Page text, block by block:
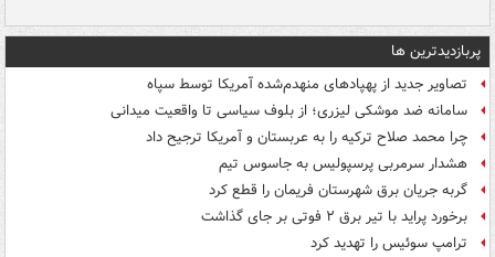
پربازدیدترین ها
تصاویر جدید از پهپادهای منهدم‌شده آمریکا توسط سپاه
سامانه ضد موشکی لیزری؛ از بلوف سیاسی تا واقعیت میدانی
چرا محمد صلاح ترکیه را به عربستان و آمریکا ترجیح داد
هشدار سرمربی پرسپولیس به جاسوس تیم
گربه جریان برق شهرستان فریمان را قطع کرد
برخورد پراید با تیر برق ۲ فوتی بر جای گذاشت
ترامپ سوئیس را تهدید کرد